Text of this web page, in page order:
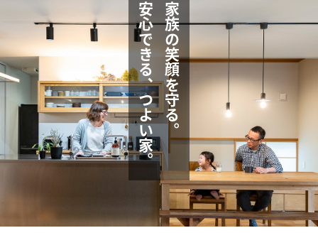
家族の笑顔を守る。
安心できる、つよい家。